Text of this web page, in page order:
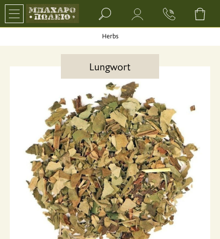
Search bar input field
Herbs
Lungwort